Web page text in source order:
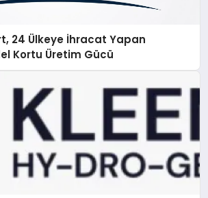
24 Ülkeye İhracat Yapan
Kortu Üretim Gücü